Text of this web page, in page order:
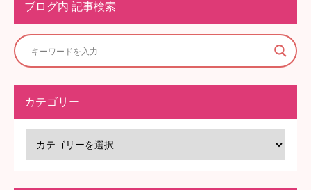
ブログ内 記事検索
カテゴリー